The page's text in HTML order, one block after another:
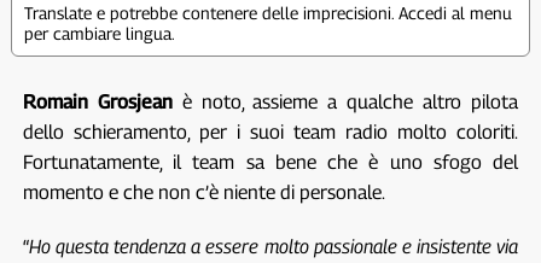
Translate e potrebbe contenere delle imprecisioni. Accedi al menu
per cambiare lingua.
Romain Grosjeanè noto, assieme a qualche altro pilota
dello schieramento, per i suoi team radio molto coloriti.
Fortunatamente, il team sa bene che è uno sfogo del
momento e che non c’è niente di personale.
“Ho questa tendenza a essere molto passionale e insistente via